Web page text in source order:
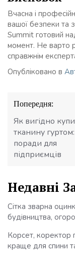
Вчасна і
вашої безпеки та
Summit готовий
момент. Не варто
справжнім
Опубліковано в
Навігація
записів
Попередня:
Як вигідно
тканину гуртом:
поради для
підприємців
Недавні
Сітка зварна
будівництва,
Корсет, коректор
краще для спини